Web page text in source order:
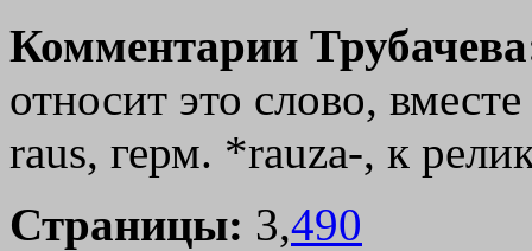
Комментарии
относит это слово,
raus, герм. *rauza-, к
Страницы: 3,490